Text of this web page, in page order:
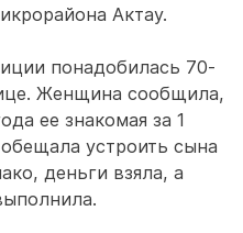
Актау.
понадобилась 70-
Женщина сообщила,
ее знакомая за 1
устроить сына
деньги взяла, а